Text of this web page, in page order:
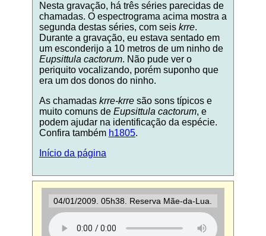
Nesta gravação, há três séries parecidas de
chamadas. O espectrograma acima mostra a
segunda destas séries, com seis krre.
Durante a gravação, eu estava sentado em
um esconderijo a 10 metros de um ninho de
Eupsittula cactorum. Não pude ver o
periquito vocalizando, porém suponho que
era um dos donos do ninho.
As chamadas krre-krresão sons típicos e
muito comuns de Eupsittula cactorum, e
podem ajudar na identificação da espécie.
Confira também h1805.
Início da página
04/01/2009. 05h38. Reserva Mãe-da-Lua.